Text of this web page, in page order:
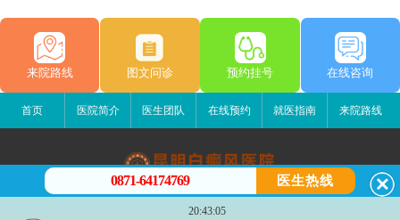
来院路线 图文问诊 预约挂号 在线咨询
首页 医院简介 医生团队 在线预约 就医指南 来院路线
昆明白癜风医院
昆明市五华区护国路2号
0871-64174769 医生热线
20:43:05